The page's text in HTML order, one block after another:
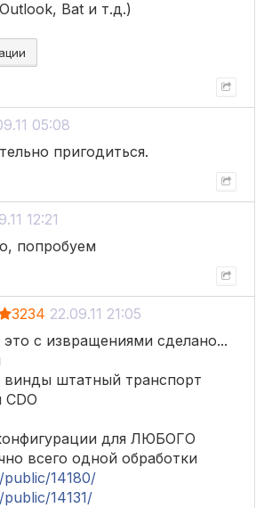
Bat и т.д.)
05:08
пригодиться.
12:21
попробуем
3234 22.09.11 21:05
это с извращениями сделано...
винды штатный транспорт
для ЛЮБОГО
всего одной обработки
14180/
14131/